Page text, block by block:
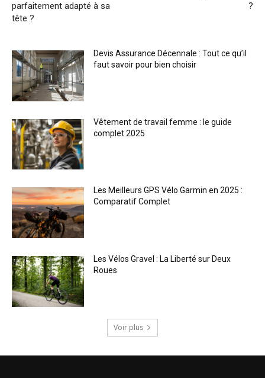
parfaitement adapté à sa
tête ?
?
Devis Assurance Décennale : Tout ce qu’il
faut savoir pour bien choisir
Vêtement de travail femme : le guide
complet 2025
Les Meilleurs GPS Vélo Garmin en 2025 :
Comparatif Complet
Les Vélos Gravel : La Liberté sur Deux
Roues
Voir plus